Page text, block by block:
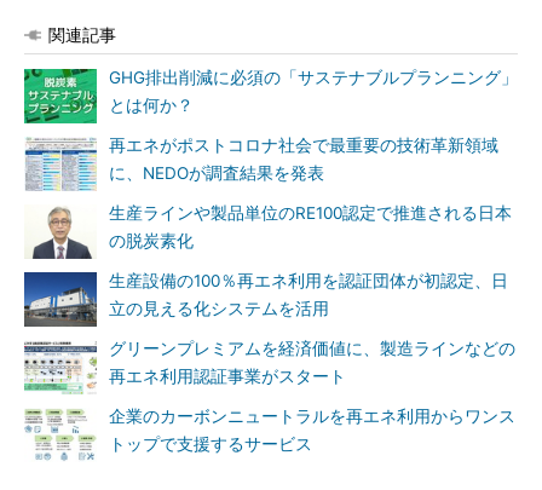
関連記事
GHG排出削減に必須の「サステナブルプランニング」
とは何か？
再エネがポストコロナ社会で最重要の技術革新領域
に、NEDOが調査結果を発表
生産ラインや製品単位のRE100認定で推進される日本
の脱炭素化
生産設備の100％再エネ利用を認証団体が初認定、日
立の見える化システムを活用
グリーンプレミアムを経済価値に、製造ラインなどの
再エネ利用認証事業がスタート
企業のカーボンニュートラルを再エネ利用からワンス
トップで支援するサービス